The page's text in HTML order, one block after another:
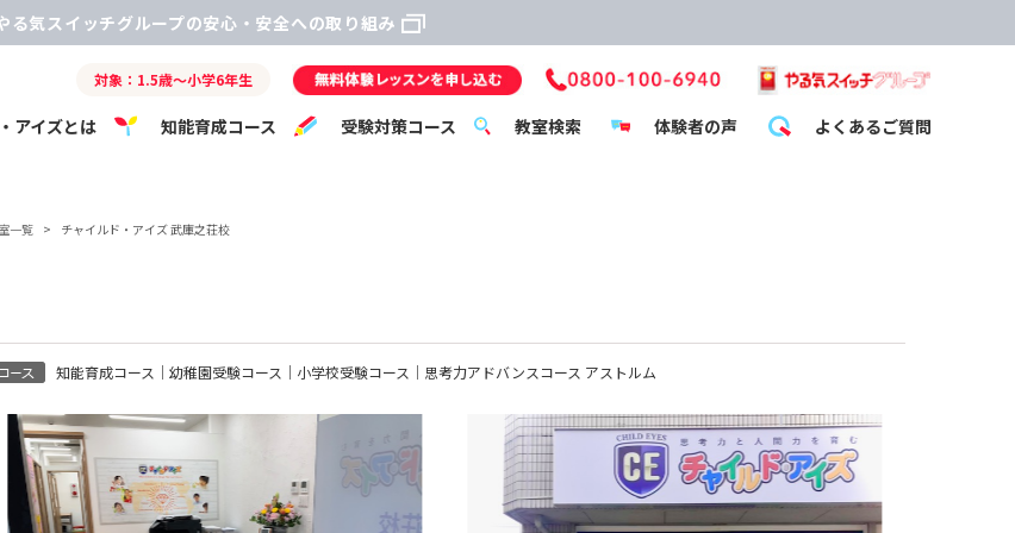
る気スイッチグループの安心・安全への取り組み
対象：1.5歳～小学6年生
アイズとは 知能育成コース 受験対策コース 教室検索 体験者の声 よくあるご質問
一覧 > チャイルド・アイズ 武庫之荘校
知能育成コース｜幼稚園受験コース｜小学校受験コース｜思考力アドバンスコース アストルム